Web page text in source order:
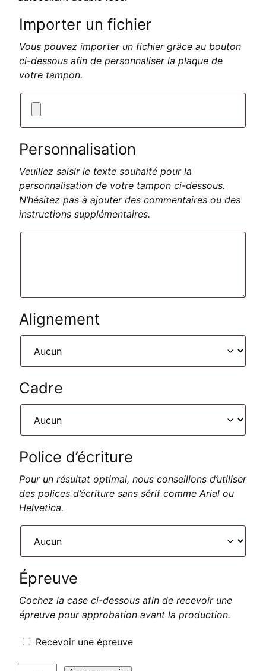
Importer un fichier
Vous pouvez importer un fichier grâce au bouton
ci-dessous afin de personnaliser la plaque de
votre tampon.
Personnalisation
Veuillez saisir le texte souhaité pour la
personnalisation de votre tampon ci-dessous.
N’hésitez pas à ajouter des commentaires ou des
instructions supplémentaires.
Alignement
Cadre
Police d’écriture
Pour un résultat optimal, nous conseillons d’utiliser
des polices d’écriture sans sérif comme Arial ou
Helvetica.
Épreuve
Cochez la case ci-dessous afin de recevoir une
épreuve pour approbation avant la production.
Recevoir une épreuve